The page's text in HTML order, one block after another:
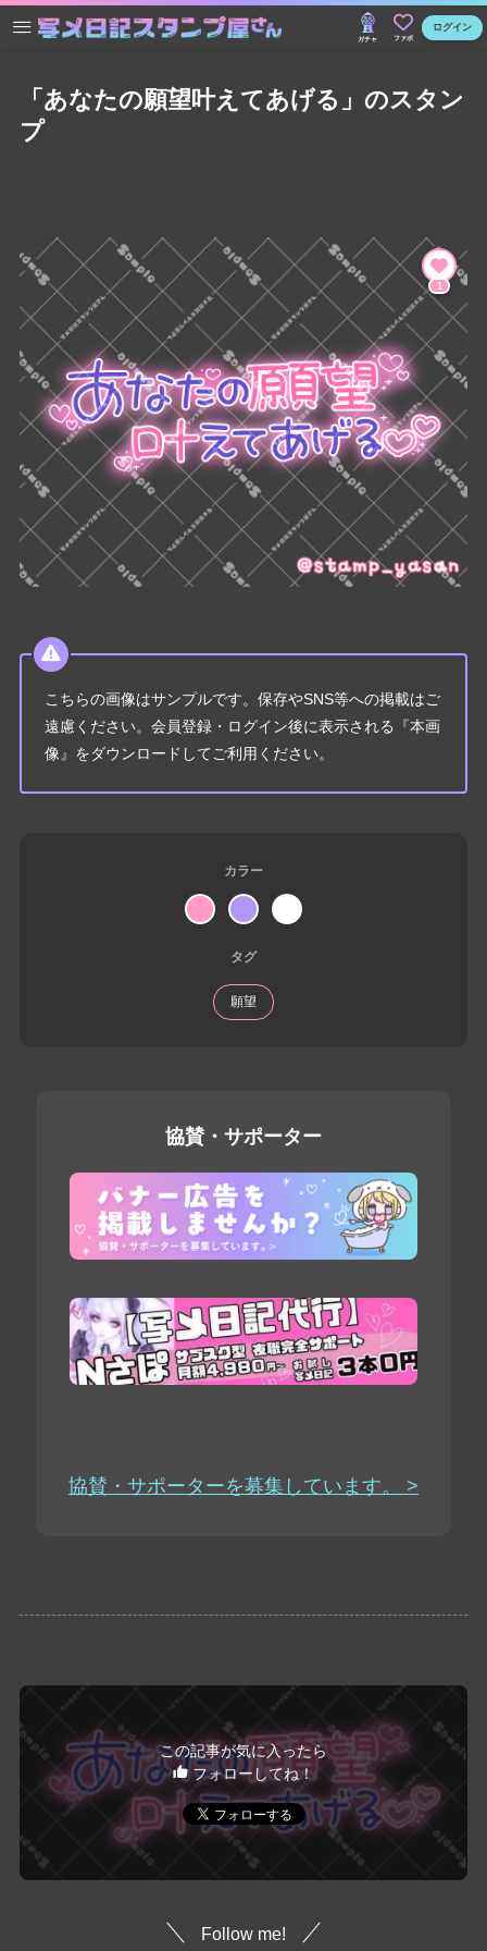
ガチャ ファボ
ログイン
「あなたの願望叶えてあげる」のスタン
プ
1
こちらの画像はサンプルです。保存やSNS等への掲載はご
遠慮ください。会員登録・ログイン後に表示される『本画
像』をダウンロードしてご利用ください。
カラー
タグ
願望
協賛・サポーター
協賛・サポーターを募集しています。 >
この記事が気に入ったら
フォローしてね！
Follow me!